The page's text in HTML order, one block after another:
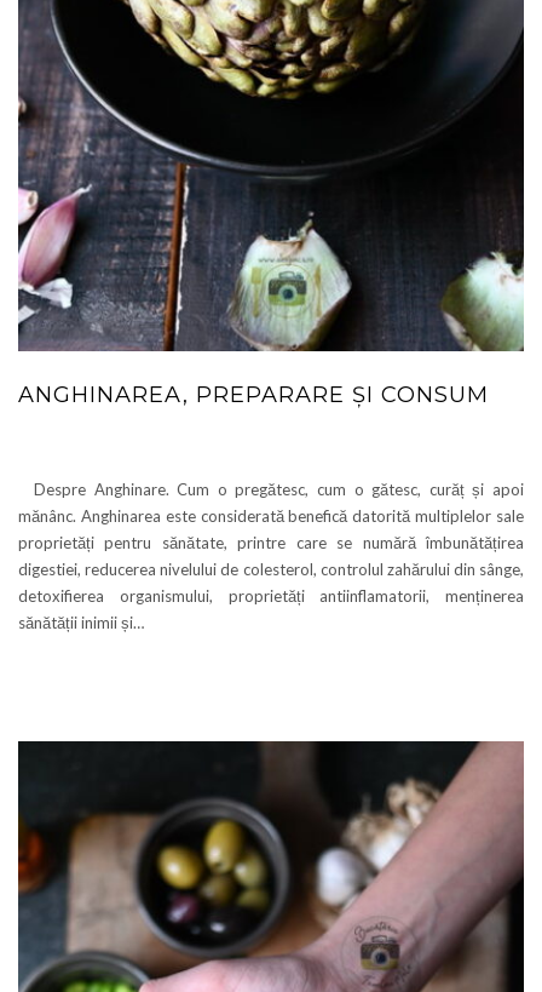
ANGHINAREA, PREPARARE ȘI CONSUM
Despre Anghinare. Cum o pregătesc, cum o gătesc, curăț și apoi
mănânc. Anghinarea este considerată benefică datorită multiplelor sale
proprietăți pentru sănătate, printre care se numără îmbunătățirea
digestiei, reducerea nivelului de colesterol, controlul zahărului din sânge,
detoxifierea organismului, proprietăți antiinflamatorii, menținerea
sănătății inimii și…